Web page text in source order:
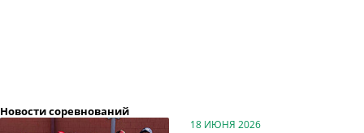
Новости соревнований
18 ИЮНЯ 2026